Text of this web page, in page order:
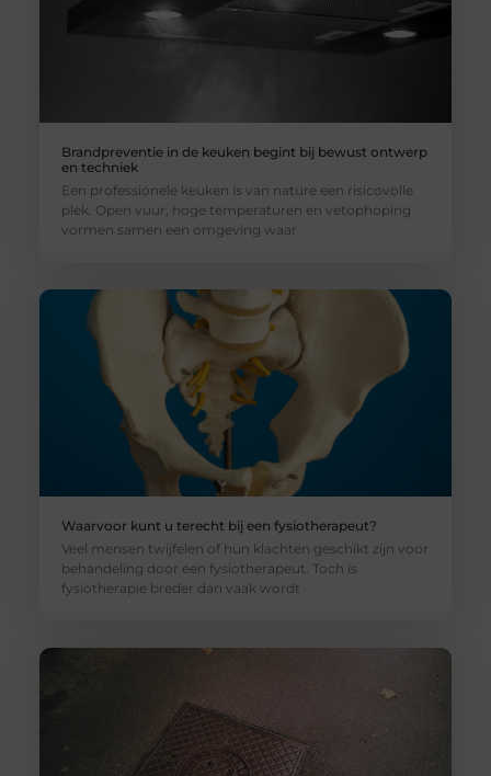
Brandpreventie in de keuken begint bij bewust ontwerp
en techniek
Een professionele keuken is van nature een risicovolle
plek. Open vuur, hoge temperaturen en vetophoping
vormen samen een omgeving waar
Waarvoor kunt u terecht bij een fysiotherapeut?
Veel mensen twijfelen of hun klachten geschikt zijn voor
behandeling door een fysiotherapeut. Toch is
fysiotherapie breder dan vaak wordt